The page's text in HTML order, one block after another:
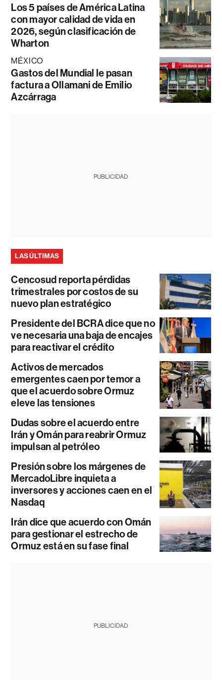
Los 5 países de América Latina
con mayor calidad de vida en
2026, según clasificación de
Wharton
MÉXICO
Gastos del Mundial le pasan
factura a Ollamani de Emilio
Azcárraga
PUBLICIDAD
LAS ÚLTIMAS
Cencosud reporta pérdidas
trimestrales por costos de su
nuevo plan estratégico
Presidente del BCRA dice que no
ve necesaria una baja de encajes
para reactivar el crédito
Activos de mercados
emergentes caen por temor a
que el acuerdo sobre Ormuz
eleve las tensiones
Dudas sobre el acuerdo entre
Irán y Omán para reabrir Ormuz
impulsan al petróleo
Presión sobre los márgenes de
MercadoLibre inquieta a
inversores y acciones caen en el
Nasdaq
Irán dice que acuerdo con Omán
para gestionar el estrecho de
Ormuz está en su fase final
PUBLICIDAD